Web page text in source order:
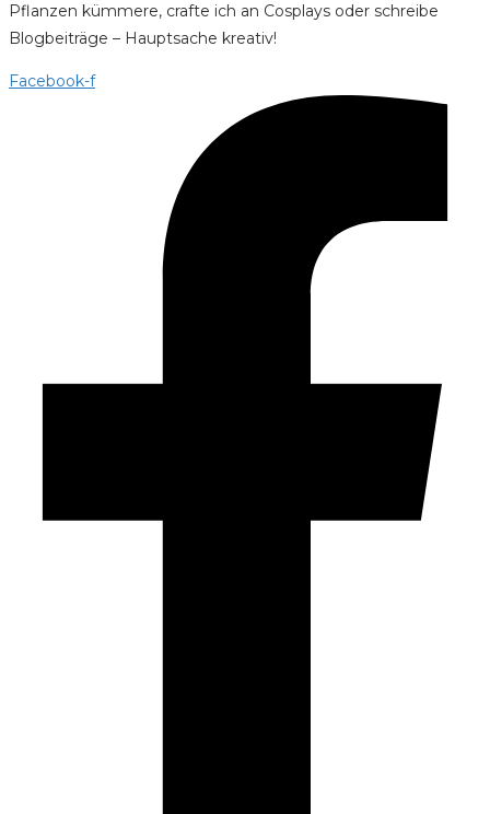
Pflanzen kümmere, crafte ich an Cosplays oder schreibe
Blogbeiträge – Hauptsache kreativ!
Facebook-f